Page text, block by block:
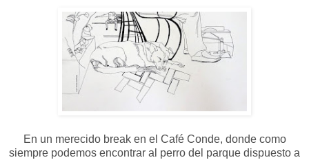
En un merecido break en el Café Conde, donde como
siempre podemos encontrar al perro del parque dispuesto a